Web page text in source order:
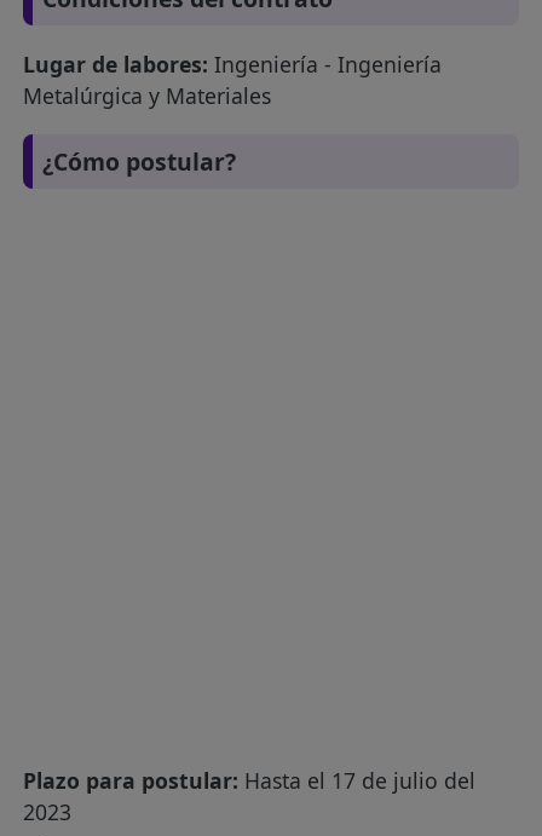
Lugar de labores: Ingeniería - Ingeniería
Metalúrgica y Materiales
¿Cómo postular?
Plazo para postular: Hasta el 17 de julio del
2023